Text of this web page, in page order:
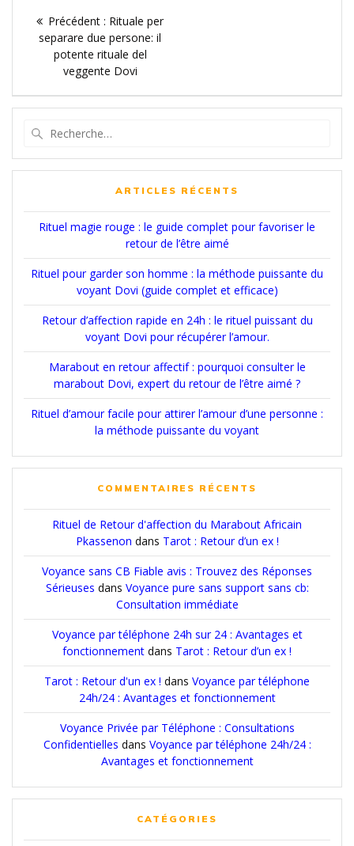
Navigation
de
l’article
Précédent : Article
précédent
:
Rituale per
separare due persone: il
potente rituale del
veggente Dovi
:
ARTICLES RÉCENTS
Rituel magie rouge : le guide complet pour favoriser le
retour de l’être aimé
Rituel pour garder son homme : la méthode puissante du
voyant Dovi (guide complet et efficace)
Retour d’affection rapide en 24h : le rituel puissant du
voyant Dovi pour récupérer l’amour.
Marabout en retour affectif : pourquoi consulter le
marabout Dovi, expert du retour de l’être aimé ?
Rituel d’amour facile pour attirer l’amour d’une personne :
la méthode puissante du voyant
COMMENTAIRES RÉCENTS
Rituel de Retour d'affection du Marabout Africain
Pkassenon dans Tarot : Retour d’un ex !
Voyance sans CB Fiable avis : Trouvez des Réponses
Sérieuses dans Voyance pure sans support sans cb:
Consultation immédiate
Voyance par téléphone 24h sur 24 : Avantages et
fonctionnement dans Tarot : Retour d’un ex !
Tarot : Retour d'un ex ! dans Voyance par téléphone
24h/24 : Avantages et fonctionnement
Voyance Privée par Téléphone : Consultations
Confidentielles dans Voyance par téléphone 24h/24 :
Avantages et fonctionnement
CATÉGORIES